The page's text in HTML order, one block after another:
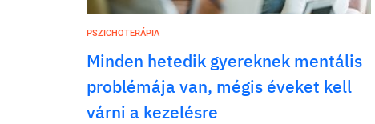
PSZICHOTERÁPIA
Minden hetedik gyereknek mentális
problémája van, mégis éveket kell
várni a kezelésre